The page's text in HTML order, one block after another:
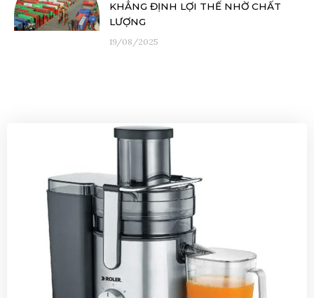
KHẲNG ĐỊNH LỢI THẾ NHỜ CHẤT
LƯỢNG
19/08/2025